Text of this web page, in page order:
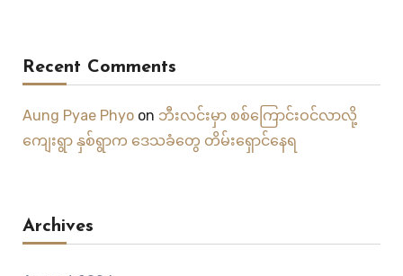
Recent Comments
Aung Pyae Phyoon ဘီးလင်းမှာ စစ်ကြောင်းဝင်လာလို့
ကျေးရွာ နှစ်ရွာက ဒေသခံတွေ တိမ်းရှောင်နေရ
Archives